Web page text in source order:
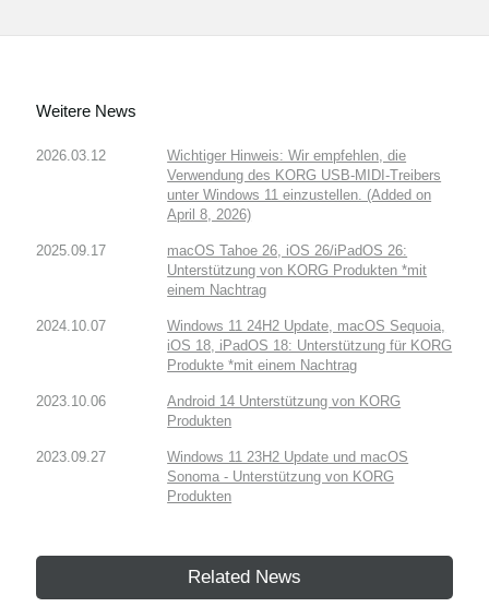
Weitere News
2026.03.12
Wichtiger Hinweis: Wir empfehlen, die
Verwendung des KORG USB-MIDI-Treibers
unter Windows 11 einzustellen. (Added on
April 8, 2026)
2025.09.17
macOS Tahoe 26, iOS 26/iPadOS 26:
Unterstützung von KORG Produkten *mit
einem Nachtrag
2024.10.07
Windows 11 24H2 Update, macOS Sequoia,
iOS 18, iPadOS 18: Unterstützung für KORG
Produkte *mit einem Nachtrag
2023.10.06
Android 14 Unterstützung von KORG
Produkten
2023.09.27
Windows 11 23H2 Update und macOS
Sonoma - Unterstützung von KORG
Produkten
Related News